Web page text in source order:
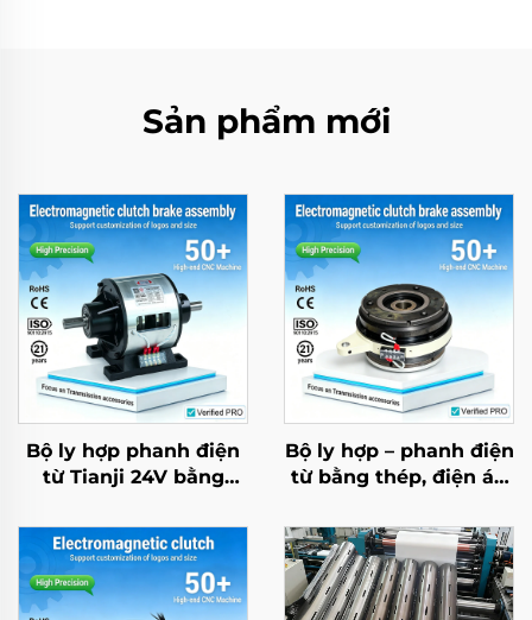
Sản phẩm mới
Bộ ly hợp phanh điện
từ Tianji 24V bằng
(OEM), có thể tùy
chỉnh cho máy
photocopy
Bộ ly hợp – phanh điện
từ bằng thép, điện áp
Tianji, sản xuất theo
đơn hàng OEM cho
máy in và máy
photocopy